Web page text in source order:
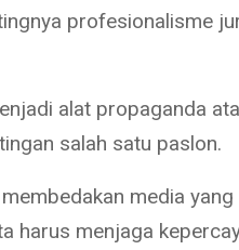
profesionalisme
alat propaganda
salah satu paslon.
media yang
harus menjaga